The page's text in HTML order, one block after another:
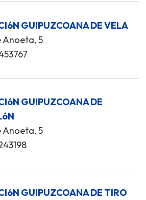
GUIPUZCOANA DE VELA
Anoeta, 5
GUIPUZCOANA DE
Anoeta, 5
GUIPUZCOANA DE TIRO